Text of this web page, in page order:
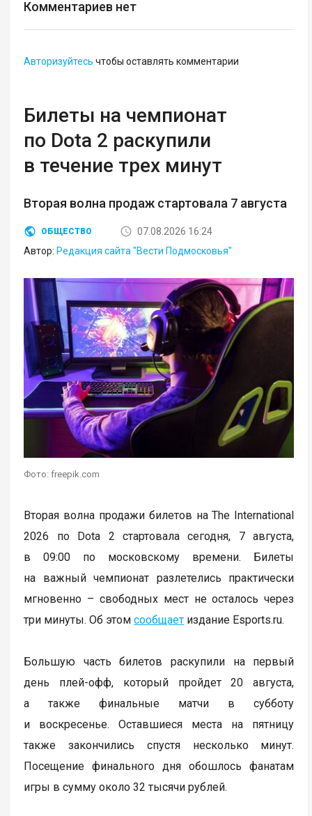
Комментариев нет
Авторизуйтесь чтобы оставлять комментарии
Билеты на чемпионат
по Dota 2 раскупили
в течение трех минут
Вторая волна продаж стартовала 7 августа
ОБЩЕСТВО
07.08.2026 16:24
Автор: Редакция сайта "Вести Подмосковья"
Фото: freepik.com
Вторая волна продажи билетов на The International
2026 по Dota 2 стартовала сегодня, 7 августа,
в 09:00 по московскому времени. Билеты
на важный чемпионат разлетелись практически
мгновенно – свободных мест не осталось через
три минуты. Об этомсообщает издание Esports.ru.
Большую часть билетов раскупили на первый
день плей-офф, который пройдет 20 августа,
а также финальные матчи в субботу
и воскресенье. Оставшиеся места на пятницу
также закончились спустя несколько минут.
Посещение финального дня обошлось фанатам
игры в сумму около 32 тысячи рублей.